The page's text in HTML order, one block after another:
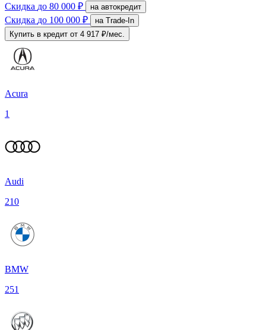
Скидка до 80 000 ₽ на автокредит
Скидка до 100 000 ₽
на Trade-In
Купить в кредит от 4 917 ₽/мес.
Acura
1
Audi
210
BMW
251